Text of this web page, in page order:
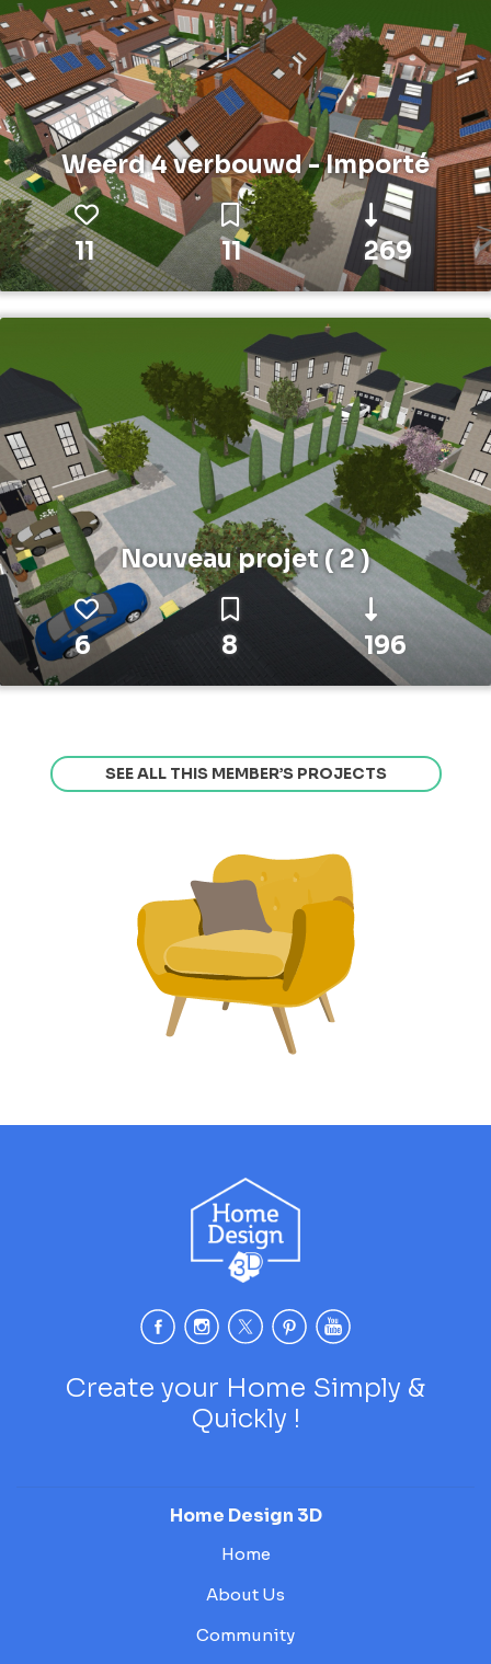
Weerd 4 verbouwd - Importé
11 11 269
Nouveau projet ( 2 )
6 8 196
SEE ALL THIS MEMBER’S PROJECTS
Create your Home Simply &
Quickly !
Home Design 3D
Home
About Us
Community